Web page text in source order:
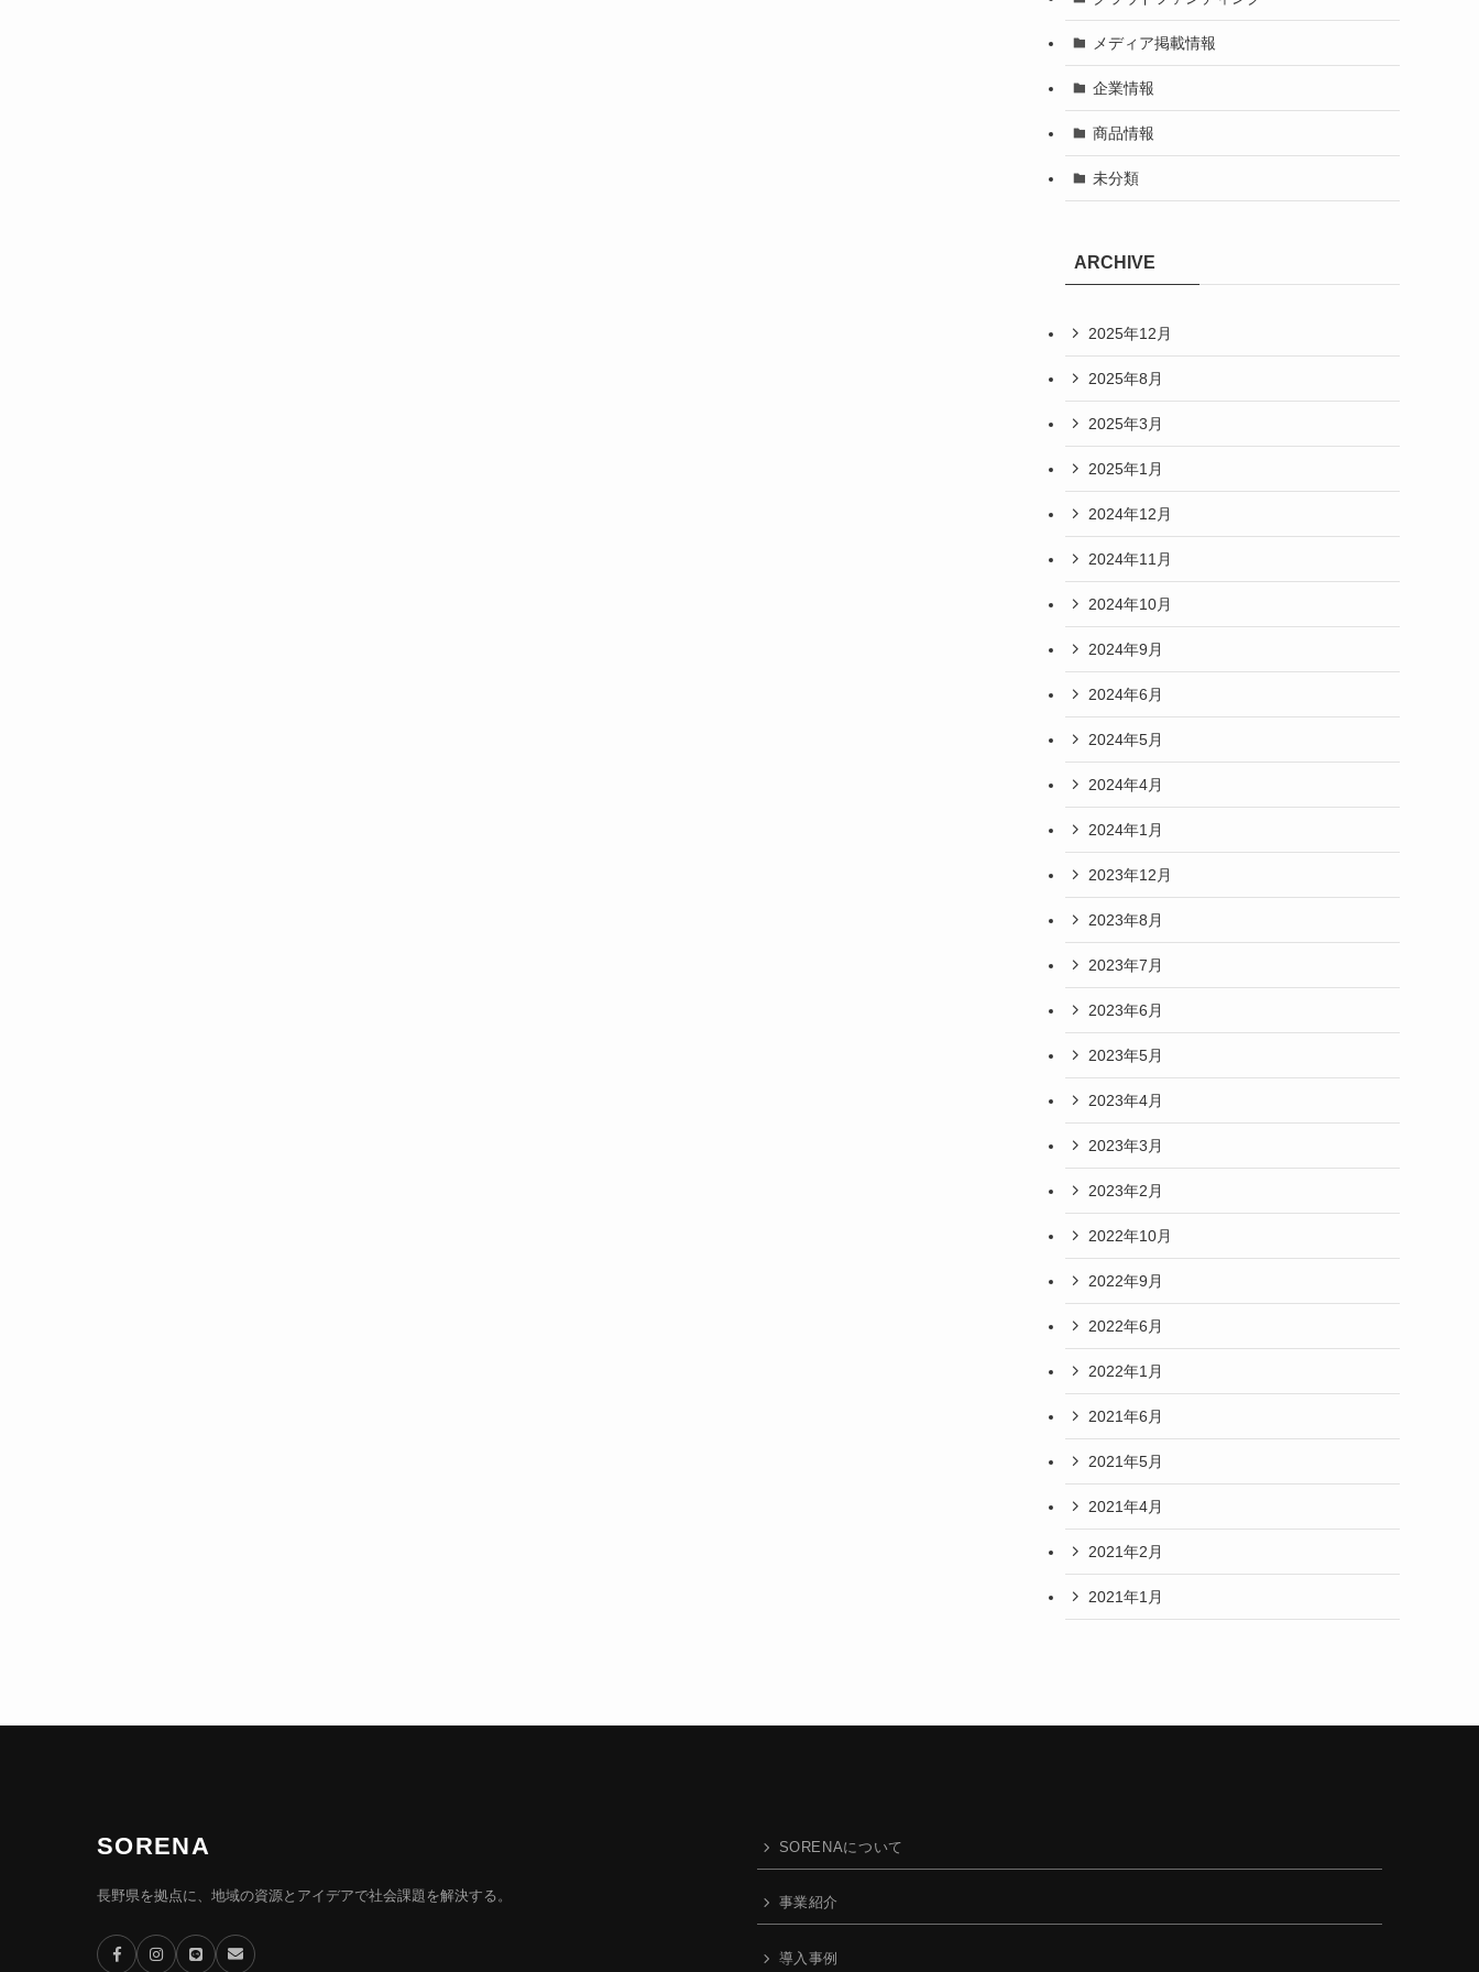
メディア掲載情報
企業情報
商品情報
未分類
ARCHIVE
2025年12月
2025年8月
2025年3月
2025年1月
2024年12月
2024年11月
2024年10月
2024年9月
2024年6月
2024年5月
2024年4月
2024年1月
2023年12月
2023年8月
2023年7月
2023年6月
2023年5月
2023年4月
2023年3月
2023年2月
2022年10月
2022年9月
2022年6月
2022年1月
2021年6月
2021年5月
2021年4月
2021年2月
2021年1月
SORENA
長野県を拠点に、地域の資源とアイデアで社会課題を解決する。
SORENAについて
事業紹介
導入事例